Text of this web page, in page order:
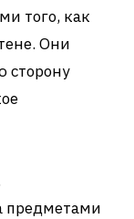
того, как
Они
сторону
предметами